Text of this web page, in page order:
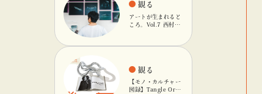
観る
アートが生まれると
ころ。Vol.7 西村友
観る
【モノ・カルチャー
図録】Tangle Orig